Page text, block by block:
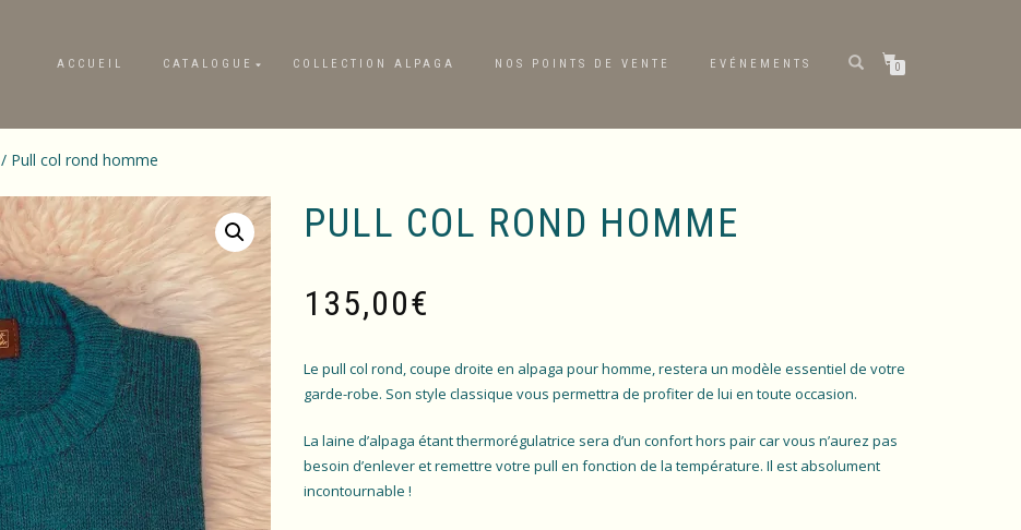
ACCUEIL CATALOGUE COLLECTION ALPAGA NOS POINTS DE VENTE EVÉNEMENTS 0
/ Pull col rond homme
PULL COL ROND HOMME
135,00€
Le pull col rond, coupe droite en alpaga pour homme, restera un modèle essentiel de votre
garde-robe. Son style classique vous permettra de profiter de lui en toute occasion.
La laine d’alpaga étant thermorégulatrice sera d’un confort hors pair car vous n’aurez pas
besoin d’enlever et remettre votre pull en fonction de la température. Il est absolument
incontournable !